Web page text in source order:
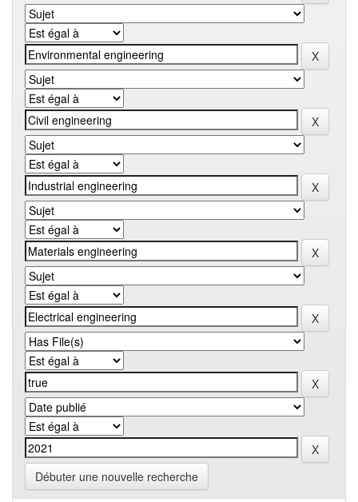
Débuter une nouvelle recherche